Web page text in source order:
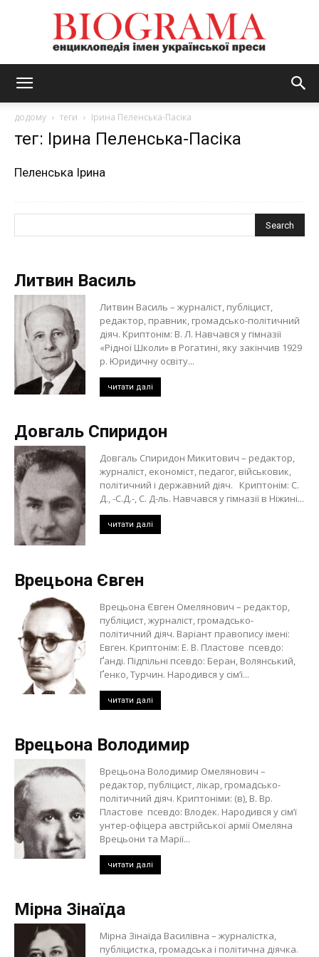
додому теги Ірина Пеленська-Пасіка
тег: Ірина Пеленська-Пасіка
Пеленська Ірина
Литвин Василь
Литвин Василь – журналіст, публіцист,
редактор, правник, громадсько-політичний
діяч. Криптонім: В. Л. Навчався у гімназії
«Рідної Школи» в Рогатині, яку закінчив 1929
р. Юридичну освіту...
читати далі
Довгаль Спиридон
Довгаль Спиридон Микитович – редактор,
журналіст, економіст, педагог, військовик,
політичний і державний діяч. Криптонім: С.
Д., -С.Д.-, С. Д-ль. Навчався у гімназії в Ніжині...
читати далі
Врецьона Євген
Врецьона Євген Омелянович – редактор,
публіцист, журналіст, громадсько-
політичний діяч. Варіант правопису імені:
Евген. Криптонім: Е. В. Пластове псевдо:
Ґанді. Підпільні псевдо: Беран, Волянський,
Ґенко, Турчин. Народився у сім’ї...
читати далі
Врецьона Володимир
Врецьона Володимир Омелянович –
редактор, публіцист, лікар, громадсько-
політичний діяч. Криптоніми: (в), В. Вр.
Пластове псевдо: Влодек. Народився у сім’ї
унтер-офіцера австрійської армії Омеляна
Врецьони та Марії...
читати далі
Мірна Зінаїда
Мірна Зінаїда Василівна – журналістка,
публіцистка, громадська і політична діячка.